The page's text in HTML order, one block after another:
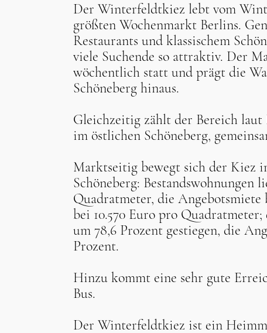
Der Winterfeldtkiez lebt vom
größten Wochenmarkt Berlins.
Restaurants und klassischem
viele Suchende so attraktiv. Der
wöchentlich statt und prägt die
Schöneberg hinaus.
Gleichzeitig zählt der Bereich
im östlichen Schöneberg,
Marktseitig bewegt sich der Kiez
Schöneberg:
Quadratmeter, die Angebotsmiete
bei 10.570 Euro pro
um 78,6 Prozent gestiegen, die
Prozent.
Hinzu kommt eine sehr gute
Bus.
Der Winterfeldtkiez ist ein